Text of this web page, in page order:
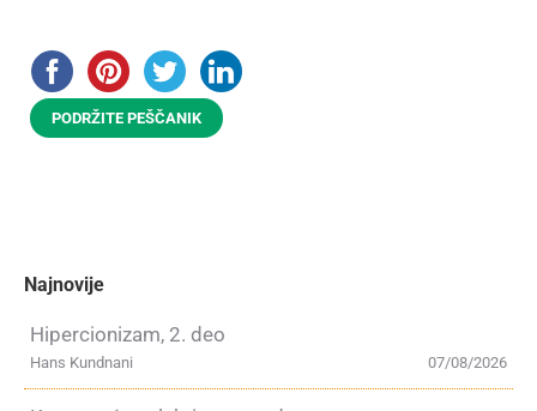
PODRŽITE PEŠČANIK
Najnovije
Hipercionizam, 2. deo
07/08/2026
Hans Kundnani